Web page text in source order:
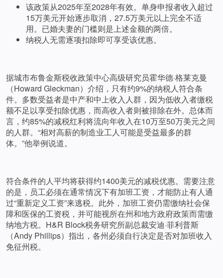
该政策从2025年至2028年有效。单身申报者收入超过
15万美元开始逐步取消，27.5万美元以上完全不适
用。已婚夫妻的门槛则是上述金额的两倍。
纳税人无需逐项扣除即可享受该优惠。
据城市布鲁金斯税收政策中心高级研究员霍华德·格莱克曼
（Howard Gleckman）介绍，只有约9%的纳税人符合条
件。多数受益者是中产和中上收入人群，因为低收入者缴税
额不足以享受扣除优惠，而高收入者则被排除在外。总体而
言，约85%的减税红利将流向年收入在10万至50万美元之间
的人群。“相对高薪的制造业工人可能是受益最多的群
体。”他举例说道。
符合条件的人平均将获得约1400美元的减税优惠。需要注意
的是，员工必须在通常情况下有加班工资，才能防止有人通
过“重新定义工资”来逃税。此外，加班工资仍需缴纳社会保
障和医保的工资税，并可能视所在州和地方政府政策而需缴
纳地方税。H&R Block税务研究所副总裁安迪·菲利普斯
（Andy Phillips）指出，各州必须自行决定是否对加班收入
免征州税。